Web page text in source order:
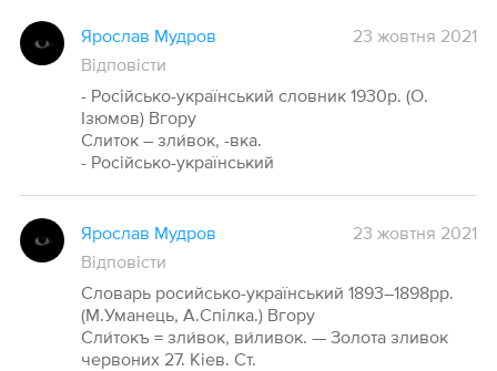
Ярослав Мудров
23 жовтня 2021
Відповісти
- Російсько-український словник 1930р. (О.
Ізюмов) Вгору
Слиток – зли́вок, -вка.
- Російсько-український
Ярослав Мудров
23 жовтня 2021
Відповісти
Словарь росийсько-український 1893–1898рр.
(М.Уманець, А.Спілка.) Вгору
Сли́токъ = зли́вок, ви́ливок. — Золота зливок
червоних 27. Кіев. Ст.